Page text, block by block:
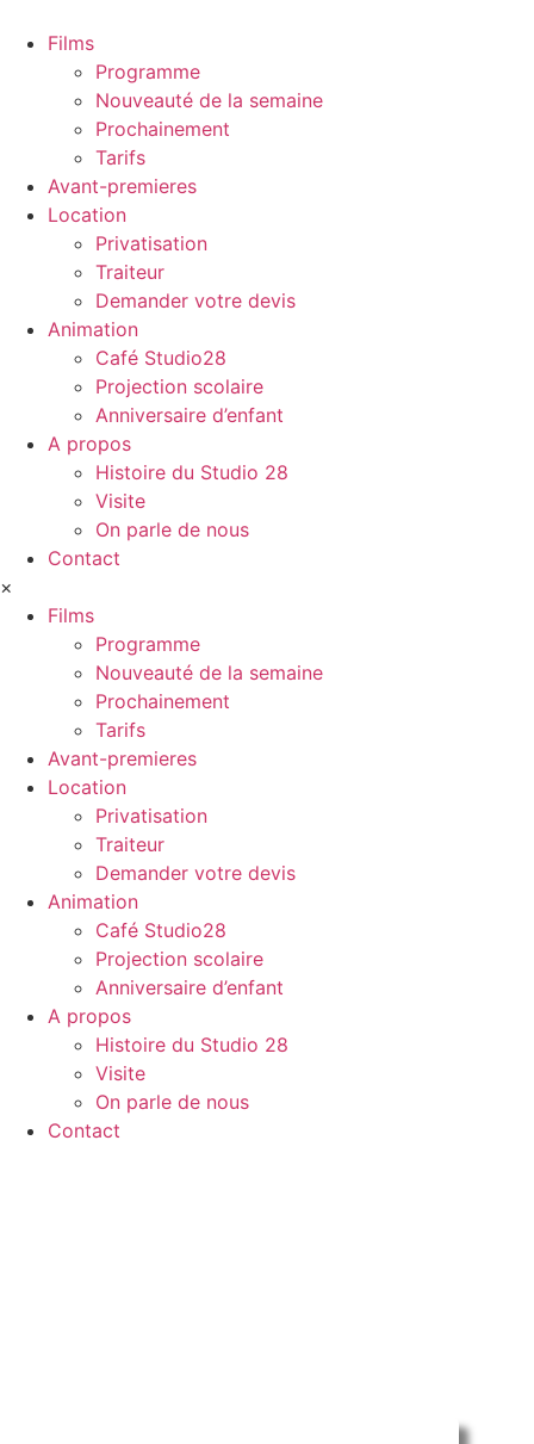
Films
Programme
Nouveauté de la semaine
Prochainement
Tarifs
Avant-premieres
Location
Privatisation
Traiteur
Demander votre devis
Animation
Café Studio28
Projection scolaire
Anniversaire d’enfant
A propos
Histoire du Studio 28
Visite
On parle de nous
Contact
×
Films
Programme
Nouveauté de la semaine
Prochainement
Tarifs
Avant-premieres
Location
Privatisation
Traiteur
Demander votre devis
Animation
Café Studio28
Projection scolaire
Anniversaire d’enfant
A propos
Histoire du Studio 28
Visite
On parle de nous
Contact